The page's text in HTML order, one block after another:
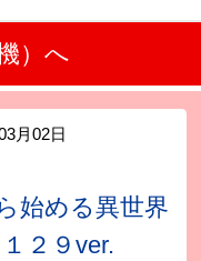
）へ
月02日
始める異世界
２９ver.